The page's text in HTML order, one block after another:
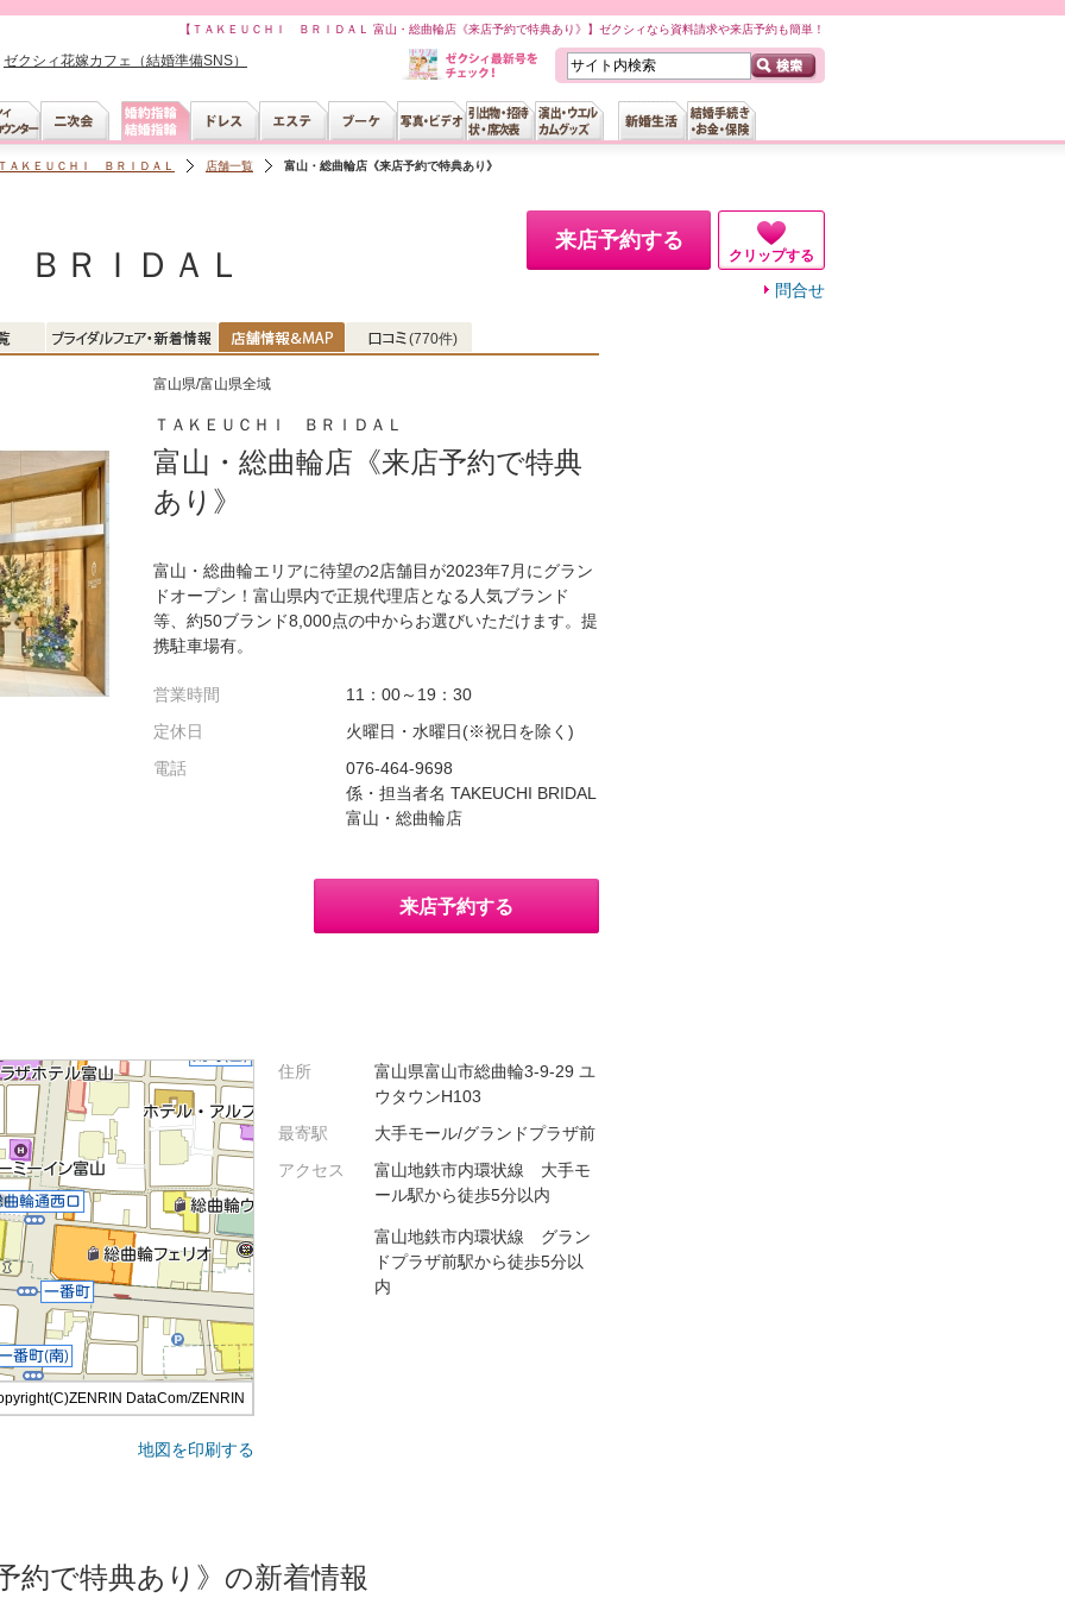
【ＴＡＫＥＵＣＨＩ ＢＲＩＤＡＬ 富山・総曲輪店《来店予約で特典あり》】ゼクシィなら資料請求や来店予約も簡単！
ゼクシィ花嫁カフェ（結婚準備SNS）
ＡＫＥＵＣＨＩ ＢＲＩＤＡＬ 店舗一覧 富山・総曲輪店《来店予約で特典あり》
ＲＩＤＡＬ
来店予約する
クリップする
問合せ
(770件)
富山県/富山県全域
ＴＡＫＥＵＣＨＩ ＢＲＩＤＡＬ
富山・総曲輪店《来店予約で特典
あり》
富山・総曲輪エリアに待望の2店舗目が2023年7月にグラン
ドオープン！富山県内で正規代理店となる人気ブランド
等、約50ブランド8,000点の中からお選びいただけます。提
携駐車場有。
営業時間
11：00～19：30
定休日
火曜日・水曜日(※祝日を除く)
電話
076-464-9698
係・担当者名 TAKEUCHI BRIDAL
富山・総曲輪店
来店予約する
DataCom/ZENRIN
地図を印刷する
住所
富山県富山市総曲輪3-9-29 ユ
ウタウンH103
最寄駅
大手モール/グランドプラザ前
アクセス
富山地鉄市内環状線 大手モ
ール駅から徒歩5分以内
富山地鉄市内環状線 グラン
ドプラザ前駅から徒歩5分以
内
約で特典あり》の新着情報